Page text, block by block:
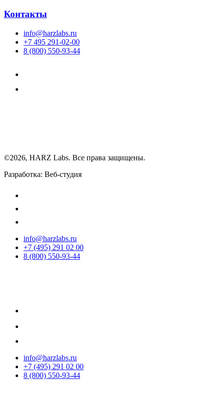
Контакты
info@harzlabs.ru
+7 495 291-02-00
8 (800) 550-93-44
©2026, HARZ Labs. Все права защищены.
Разработка: Веб-студия
info@harzlabs.ru
+7 (495) 291 02 00
8 (800) 550-93-44
info@harzlabs.ru
+7 (495) 291 02 00
8 (800) 550-93-44